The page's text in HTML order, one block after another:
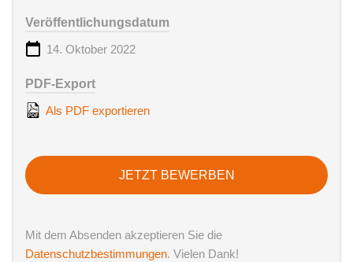
Veröffentlichungsdatum
14. Oktober 2022
PDF-Export
Als PDF exportieren
JETZT BEWERBEN
Mit dem Absenden akzeptieren Sie die
Datenschutzbestimmungen. Vielen Dank!